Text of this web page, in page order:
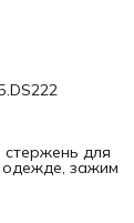
для
одежде, зажим